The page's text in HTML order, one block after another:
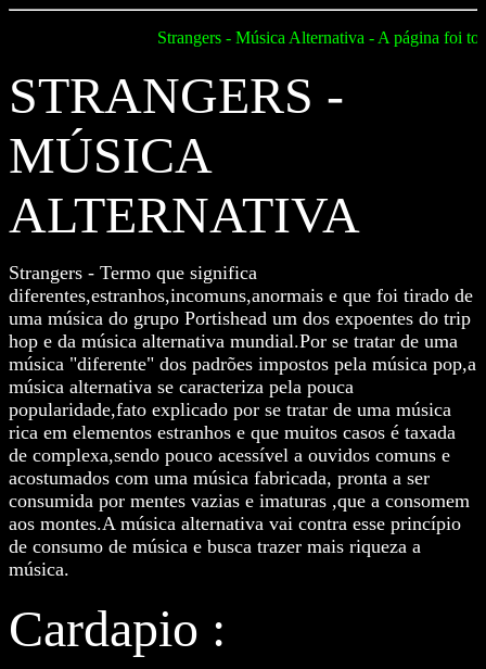
Strangers - Música Alternativa - A página foi
STRANGERS -
MÚSICA
ALTERNATIVA
Strangers - Termo que significa
diferentes,estranhos,incomuns,anormais e que foi tirado de
uma música do grupo Portishead um dos expoentes do trip
hop e da música alternativa mundial.Por se tratar de uma
música "diferente" dos padrões impostos pela música pop,a
música alternativa se caracteriza pela pouca
popularidade,fato explicado por se tratar de uma música
rica em elementos estranhos e que muitos casos é taxada
de complexa,sendo pouco acessível a ouvidos comuns e
acostumados com uma música fabricada, pronta a ser
consumida por mentes vazias e imaturas ,que a consomem
aos montes.A música alternativa vai contra esse princípio
de consumo de música e busca trazer mais riqueza a
música.
Cardapio :